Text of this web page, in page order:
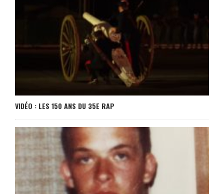
VIDÉO : LES 150 ANS DU 35E RAP